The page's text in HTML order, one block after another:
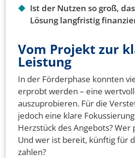
Ist der Nutzen so groß,
Lösung langfristig
Vom Projekt zur
Leistung
In der Förderphase konnten
erprobt werden – eine
auszuprobieren. Für die
jedoch eine klare
Herzstück des Angebots?
Und wer ist bereit, künftig für
zahlen?